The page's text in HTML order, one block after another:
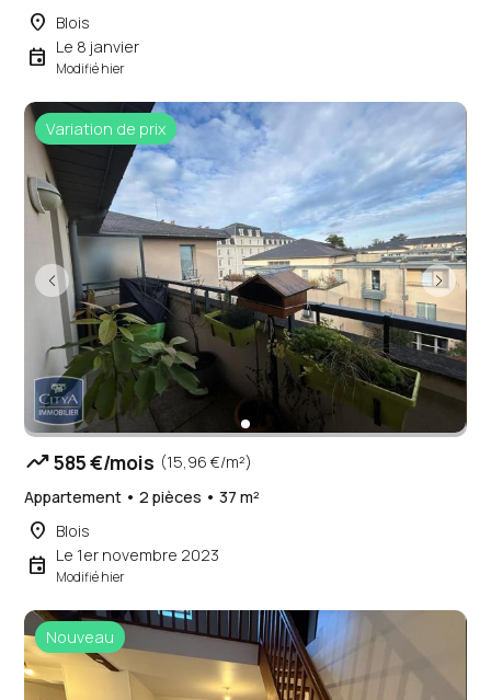
place Blois
event Le 8 janvier
Modifié hier
Variation de prix
trending_up585 €/mois (15,96 €/m²)
Appartement • 2 pièces • 37 m²
place Blois
event Le 1er novembre 2023
Modifié hier
Nouveau